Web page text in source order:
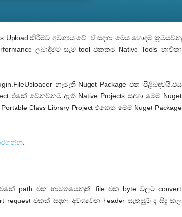
කිරීමට අවශ්‍යය වේ. ඒ සඳහා මෙය හොඳම ක්‍රමයවනු
ලබාදීමට සෑම tool එකකම Native Tools භාවිතා
නැමැති Nuget Package එක පිළිබඳවයි.එය
එකේ වෙනවනම ඇති Native Projects සඳහා මෙම Nuget
Class Library Project එකෙත් මෙම Nuget Package
.
path එක භාවිතයෙනුත්, file එක byte වලට convert
එකක් සඳහා අවශ්‍යවන header සැකසුම් ද සිදු කල